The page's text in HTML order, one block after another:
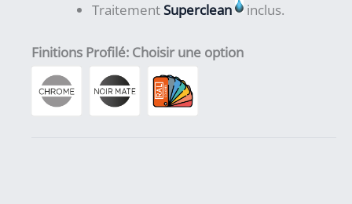
TraitementSuperclean inclus.
Finitions Profilé: Choisir une option